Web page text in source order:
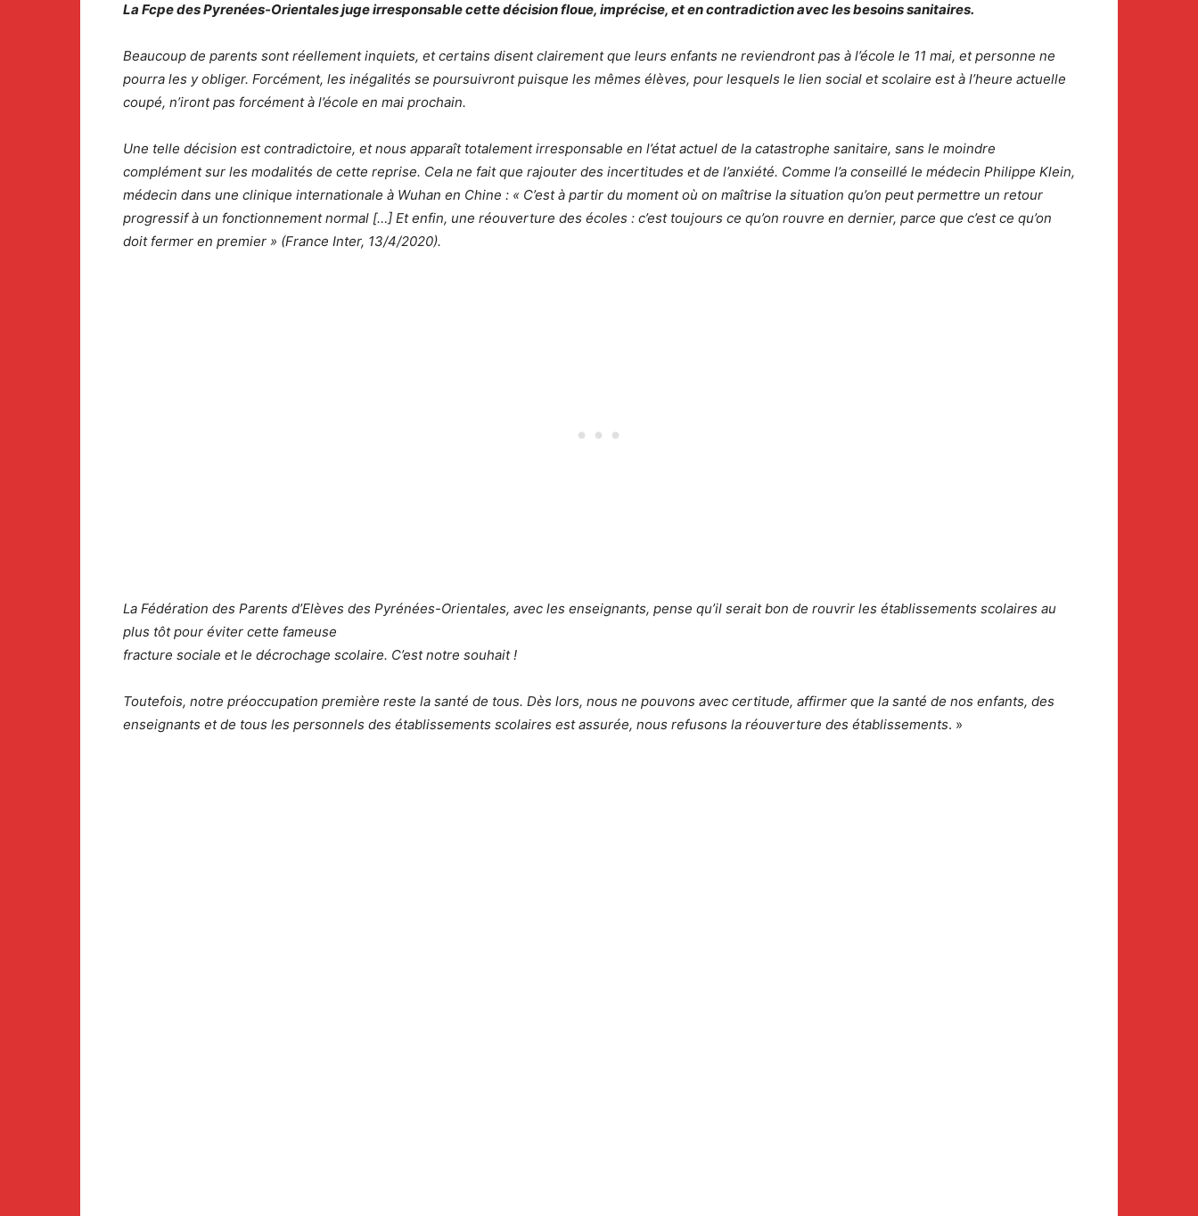
La Fcpe des Pyrenées-Orientales juge irresponsable cettedécision floue, imprécise, et en contradiction avec lesbesoins sanitaires.
Beaucoup de parents sont réellement inquiets, et certains disent clairement que leurs enfants ne reviendront pas à l’école le 11 mai, et personne ne
pourra les y obliger. Forcément, les inégalités se poursuivront puisque les mêmes élèves, pour lesquels le lien social et scolaire est à l’heure actuelle
coupé, n’iront pas forcément à l’école en mai prochain.
Une telle décision est contradictoire, et nous apparaît totalement irresponsable en l’état actuel de la catastrophe sanitaire, sans le moindre
complément sur les modalités de cette reprise. Cela ne fait que rajouter des incertitudes et de l’anxiété. Comme l’a conseillé le médecin Philippe Klein,
médecin dans une clinique internationale à Wuhan en Chine : « C’est à partir du moment où on maîtrise la situation qu’on peut permettre un retour
progressif à un fonctionnement normal […] Et enfin, une réouverture des écoles : c’est toujours ce qu’on rouvre en dernier, parce que c’est ce qu’on
doit fermer en premier » (France Inter, 13/4/2020).
La Fédération des Parents d’Elèves des Pyrénées-Orientales, avec les enseignants, pense qu’il serait bon de rouvrir les établissements scolaires au
plus tôt pour éviter cette fameuse
fracture sociale et le décrochage scolaire. C’est notre souhait !
Toutefois, notre préoccupation première reste la santé de tous. Dès lors, nous ne pouvons avec certitude, affirmer que la santé de nos enfants, des
enseignants et de tous les personnels des établissements scolaires est assurée, nous refusons la réouverture des établissements. »